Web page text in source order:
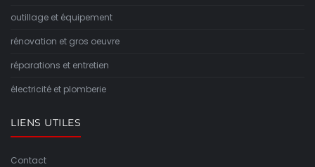
outillage et équipement
rénovation et gros oeuvre
réparations et entretien
électricité et plomberie
LIENS UTILES
Contact